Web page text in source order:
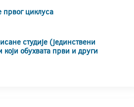
првог циклуса
студије (јединствени
који обухвата први и други